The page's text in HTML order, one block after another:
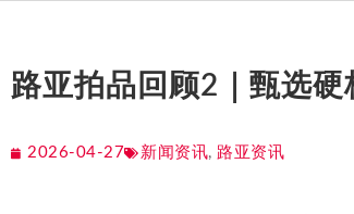
路亚拍品回顾2｜甄选硬
2026-04-27 新闻资讯, 路亚资讯